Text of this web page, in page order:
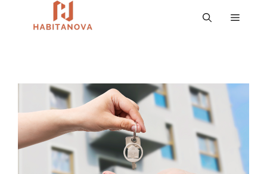
MENU